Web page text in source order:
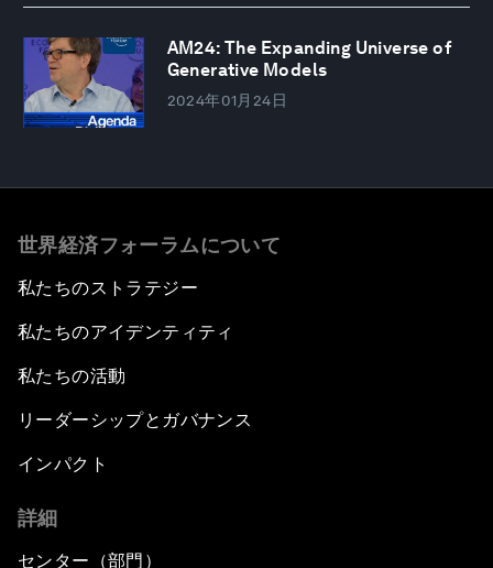
AM24: The Expanding Universe of
Generative Models
2024年01月24日
世界経済フォーラムについて
私たちのストラテジー
私たちのアイデンティティ
私たちの活動
リーダーシップとガバナンス
インパクト
詳細
センター（部門）